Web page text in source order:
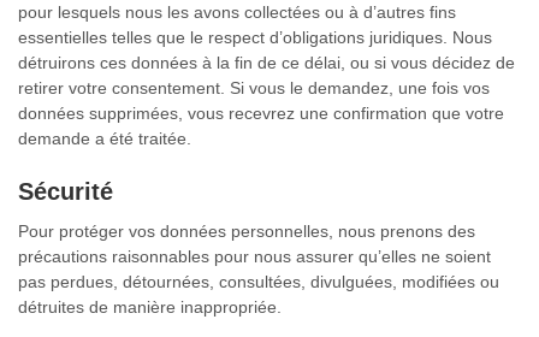
pour lesquels nous les avons collectées ou à d’autres fins
essentielles telles que le respect d’obligations juridiques. Nous
détruirons ces données à la fin de ce délai, ou si vous décidez de
retirer votre consentement. Si vous le demandez, une fois vos
données supprimées, vous recevrez une confirmation que votre
demande a été traitée.
Sécurité
Pour protéger vos données personnelles, nous prenons des
précautions raisonnables pour nous assurer qu’elles ne soient
pas perdues, détournées, consultées, divulguées, modifiées ou
détruites de manière inappropriée.